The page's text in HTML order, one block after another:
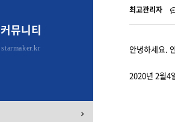
최고관리자
안녕하세요.
2020년 2월4
커뮤니티
starmaker.kr